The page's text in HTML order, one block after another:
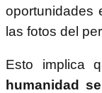
oportunidades
las fotos del
Esto implica
humanidad